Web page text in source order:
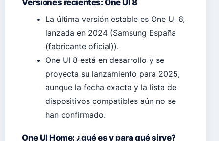
Versiones recientes: One UI 8
La última versión estable es One UI 6,
lanzada en 2024 (Samsung España
(fabricante oficial)).
One UI 8 está en desarrollo y se
proyecta su lanzamiento para 2025,
aunque la fecha exacta y la lista de
dispositivos compatibles aún no se
han confirmado.
One UI Home: ¿qué es y para qué sirve?